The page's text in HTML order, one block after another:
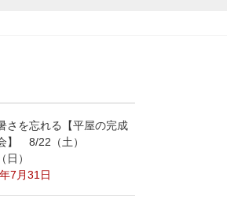
さを忘れる【平屋の完成
】 8/22（土）
日）
7月31日